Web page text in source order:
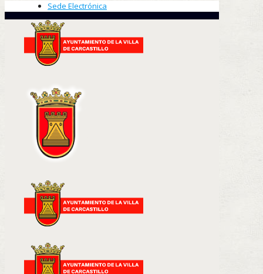
Sede Electrónica